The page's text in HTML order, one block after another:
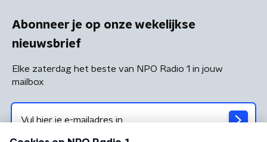
Abonneer je op onze wekelijkse
nieuwsbrief
Elke zaterdag het beste van NPO Radio 1 in jouw
mailbox